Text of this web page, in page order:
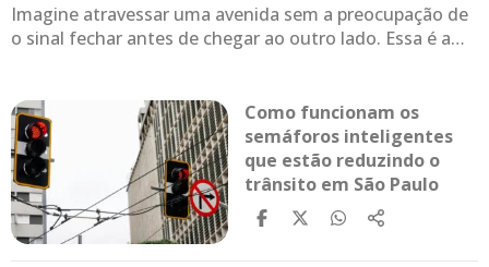
Imagine atravessar uma avenida sem a preocupação de
o sinal fechar antes de chegar ao outro lado. Essa é a…
Como funcionam os
semáforos inteligentes
que estão reduzindo o
trânsito em São Paulo